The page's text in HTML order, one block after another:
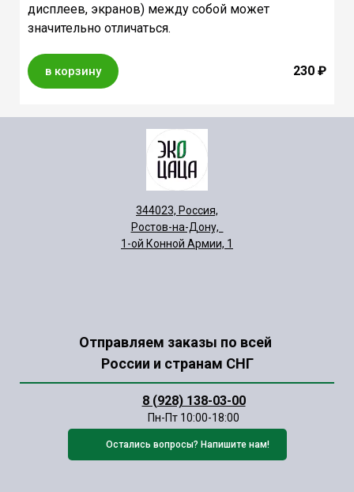
дисплеев, экранов) между собой может
значительно отличаться.
в корзину 230 ₽
344023, Россия,
Ростов-на-Дону,
1-ой Конной Армии, 1
Отправляем заказы по всей
России и странам СНГ
8 (928) 138-03-00
Пн-Пт 10:00-18:00
Остались вопросы? Напишите нам!